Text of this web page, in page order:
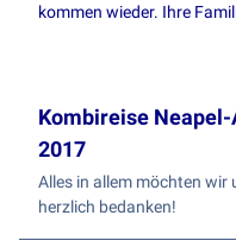
kommen wieder. Ihre
Kombireise
2017
Alles in allem möchten wir
herzlich bedanken!